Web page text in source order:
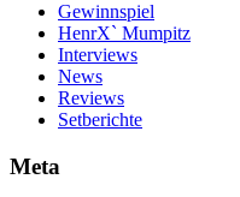
Gewinnspiel
HenrX` Mumpitz
Interviews
News
Reviews
Setberichte
Meta